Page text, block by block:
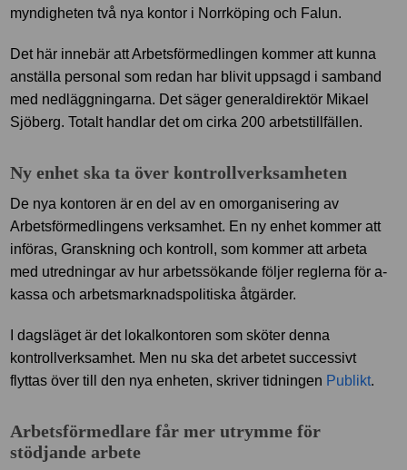
myndigheten två nya kontor i Norrköping och Falun.
Det här innebär att Arbetsförmedlingen kommer att kunna
anställa personal som redan har blivit uppsagd i samband
med nedläggningarna. Det säger generaldirektör Mikael
Sjöberg. Totalt handlar det om cirka 200 arbetstillfällen.
Ny enhet ska ta över kontrollverksamheten
De nya kontoren är en del av en omorganisering av
Arbetsförmedlingens verksamhet. En ny enhet kommer att
införas, Granskning och kontroll, som kommer att arbeta
med utredningar av hur arbetssökande följer reglerna för a-
kassa och arbetsmarknadspolitiska åtgärder.
I dagsläget är det lokalkontoren som sköter denna
kontrollverksamhet. Men nu ska det arbetet successivt
flyttas över till den nya enheten, skriver tidningen Publikt.
Arbetsförmedlare får mer utrymme för
stödjande arbete